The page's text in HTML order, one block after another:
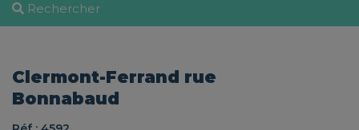
Rechercher
Clermont-Ferrand rue
Bonnabaud